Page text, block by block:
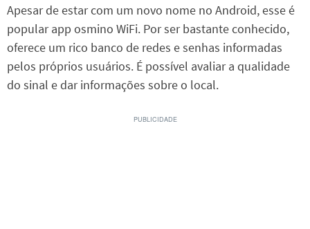
Apesar de estar com um novo nome no Android, esse é
popular app osmino WiFi. Por ser bastante conhecido,
oferece um rico banco de redes e senhas informadas
pelos próprios usuários. É possível avaliar a qualidade
do sinal e dar informações sobre o local.